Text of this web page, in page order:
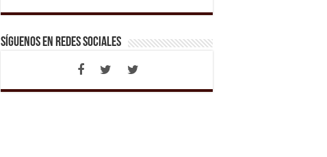
Síguenos en Redes Sociales